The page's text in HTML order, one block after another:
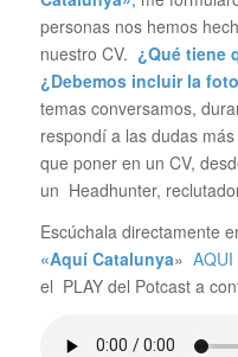
personas nos hemos
nuestro CV. ¿Qué tiene
¿Debemos incluir la
temas conversamos,
respondí a las dudas
que poner en un CV,
un Headhunter,
Escúchala directamente
«Aquí Catalunya» AQUI
el PLAY del Potcast a